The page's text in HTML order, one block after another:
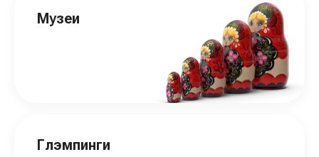
Музеи
Глэмпинги